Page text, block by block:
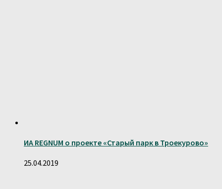
ИА REGNUM o проекте «Старый парк в Троекурово»
25.04.2019